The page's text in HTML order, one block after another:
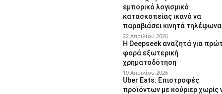
εμπορικό λογισμικό
κατασκοπείας ικανό να
παραβιάσει κινητά τηλέφωνα
22 Απριλίου 2026
Η Deepseek αναζητά για
φορά εξωτερική
χρηματοδότηση
19 Απριλίου 2026
Uber Eats: Επιστροφές
προϊόντων με κούριερ χωρίς